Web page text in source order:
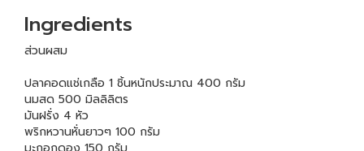
Ingredients
ส่วนผสม
ปลาคอดแช่เกลือ 1 ชิ้นหนักประมาณ 400 กรัม
นมสด 500 มิลลิลิตร
มันฝรั่ง 4 หัว
พริกหวานหั่นยาวๆ 100 กรัม